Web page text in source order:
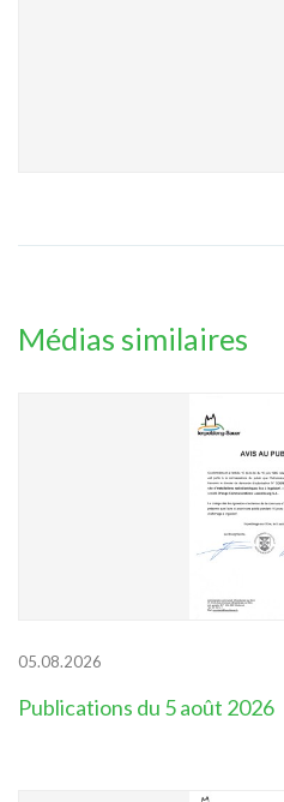
Médias similaires
05.08.2026
Publications du 5 août 2026